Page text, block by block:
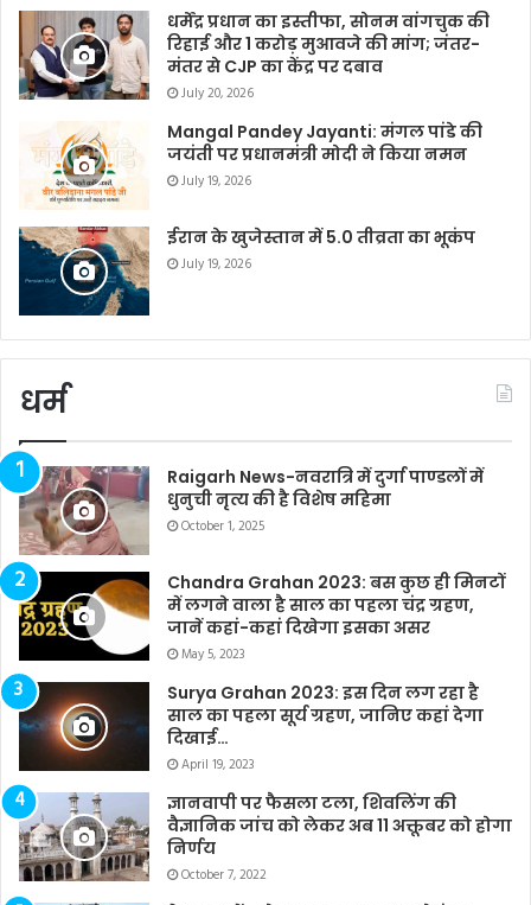
धर्मेंद्र प्रधान का इस्तीफा, सोनम वांगचुक की
रिहाई और 1 करोड़ मुआवजे की मांग; जंतर-
मंतर से CJP का केंद्र पर दबाव
July 20, 2026
Mangal Pandey Jayanti: मंगल पांडे की
जयंती पर प्रधानमंत्री मोदी ने किया नमन
July 19, 2026
ईरान के खुजेस्तान में 5.0 तीव्रता का भूकंप
July 19, 2026
धर्म
Raigarh News-नवरात्रि में दुर्गा पाण्डलों में
धुनुची नृत्य की है विशेष महिमा
October 1, 2025
Chandra Grahan 2023: बस कुछ ही मिनटों
में लगने वाला है साल का पहला चंद्र ग्रहण,
जानें कहां-कहां दिखेगा इसका असर
May 5, 2023
Surya Grahan 2023: इस दिन लग रहा है
साल का पहला सूर्य ग्रहण, जानिए कहां देगा
दिखाई…
April 19, 2023
ज्ञानवापी पर फैसला टला, शिवलिंग की
वैज्ञानिक जांच को लेकर अब 11 अक्तूबर को होगा
निर्णय
October 7, 2022